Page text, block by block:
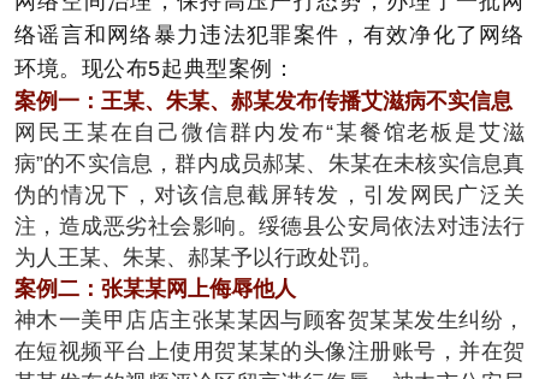
络谣言和网络暴力违法犯罪案件，有效净化了网络
环境。现公布5起典型案例：
案例一：王某、朱某、郝某发布传播艾滋病不实信息
网民王某在自己微信群内发布“某餐馆老板是艾滋
病”的不实信息，群内成员郝某、朱某在未核实信息真
伪的情况下，对该信息截屏转发，引发网民广泛关
注，造成恶劣社会影响。绥德县公安局依法对违法行
为人王某、朱某、郝某予以行政处罚。
案例二：张某某网上侮辱他人
神木一美甲店店主张某某因与顾客贺某某发生纠纷，
在短视频平台上使用贺某某的头像注册账号，并在贺